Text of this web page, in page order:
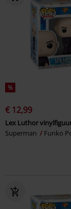
%
€ 12,99
Lex Luthor
Superman
Funko